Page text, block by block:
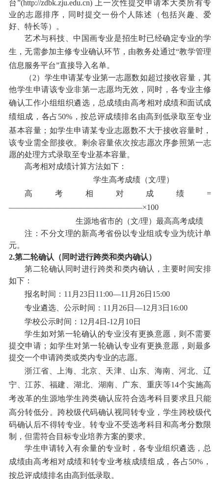
台”(http://zdbk.zju.edu.cn)
上一次性提交申请本大类所有专
业的志愿排序，同时提交一份个人陈述（包括兴趣、爱
好、特长等）。
艺术与科技
中国画专业是招生时已经确定专业的学
生 ，无需参加主修专业确认环节，由教务处通过“教学管理
信息服务平台”直接导入名单。
（2） 学生申请某专业第一志愿数如超过接收容量，其
他学生申请该专业非第一志愿均无效，同时，各专业主修
确认工作小组组织遴选，总成绩由高考相对成绩和面试成
绩组成，各占50%，按总评成绩排名由高到低录取至专业
基本容量 ； 如学生申请某专业志愿数不大于接收容量时，
该专业需全部接收。剩余容量依次按志愿次序参照第一志
愿的处理方式录取至专业基本容量。
高考相对成绩计算方法如下：
学生高考成绩（文/理）
高考相对成绩 =
—————————————————×100
生源地省市的（文/理）最高高考成绩
注：不分文理的新高考省份以专业组或专业为统计单
元。
2.第二轮确认（同时进行跨类和类内确认）
第二轮确认同时进行跨类和类内确认，主要时间安排
如下：
报名时间： 11月23日11:00—11月26日15:00
专业遴选、公示时间： 11月26日—12月3日16:00
学校公示时间： 12月4日-12月10日
学生如对第一轮确认的专业没有更换意愿，则不需要
提交申请；如学生对第一轮确认专业有更换意愿，则最多
提交一个申请跨类或类内专业的志愿。
浙江省、上海、北京、天津、山东、海南、河北、辽
宁、江苏、福建、湖北、湖南、广东、重庆等14个实施高
考改革的生源地学生跨类确认应符合选考科目要求且只能
高分转低分。 跨校级代码确认视同转专业，学生跨校级代
码确认后不得转专业。转专业不受选考科目和高考分数限
制，但需符合目标专业培养方案的要求。
学生申请转入有余量的专业时， 各专业组织遴选，总
成绩由高考相对成绩和转专业考核成绩组成，各占50%，
按总评成绩排名由高到低录取 。